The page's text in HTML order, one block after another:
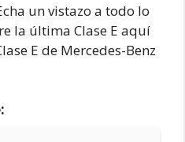
un vistazo a todo lo
la última Clase E aquí
E de Mercedes-Benz